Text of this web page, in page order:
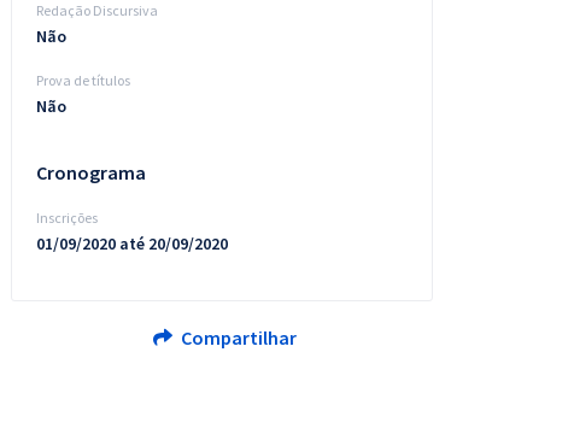
Redação Discursiva
Não
Prova de títulos
Não
Cronograma
Inscrições
01/09/2020 até 20/09/2020
Compartilhar